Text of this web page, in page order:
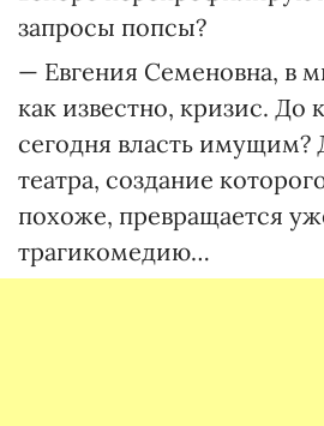
запросы попсы?
— Евгения Семеновна, в
как известно, кризис. До
сегодня власть
театра, создание
похоже, превращается
трагикомедию…